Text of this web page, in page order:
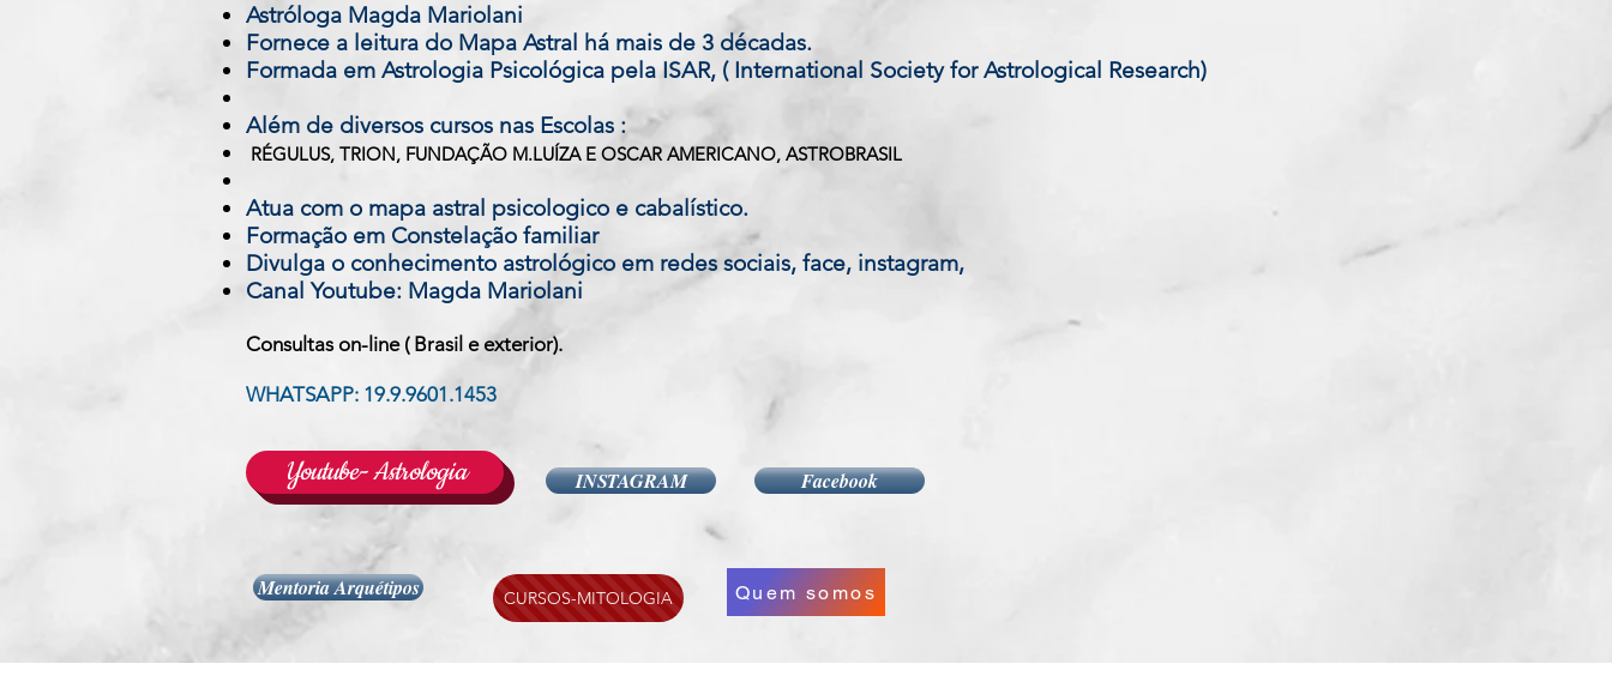
Astróloga Magda Mariolani
Fornece a leitura do Mapa Astral há mais de 3 décadas.
Formada em Astrologia Psicológica pela ISAR, ( International Society for Astrological Research)
Além de diversos cursos nas Escolas :
RÉGULUS, TRION, FUNDAÇÃO M.LUÍZA E OSCAR AMERICANO, ASTROBRASIL
Atua com o mapa astral psicologico e cabalístico.
Formação em Constelação familiar
Divulga o conhecimento astrológico em redes sociais, face, instagram,
Canal Youtube: Magda Mariolani
Consultas on-line ( Brasil e exterior).
WHATSAPP: 19.9.9601.1453
Youtube- Astrologia INSTAGRAM Facebook
Mentoria Arquétipos CURSOS-MITOLOGIA Quem somos